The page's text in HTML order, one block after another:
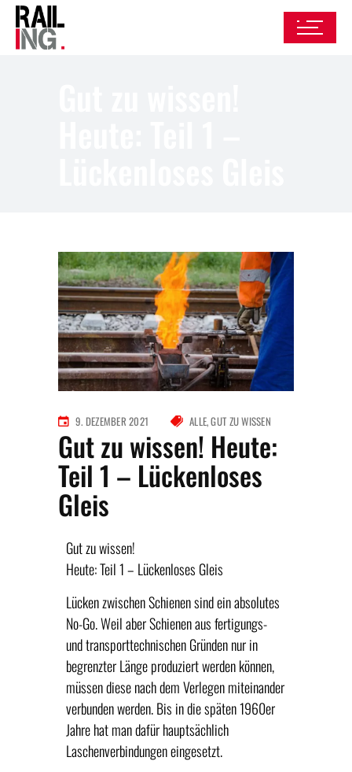
9. DEZEMBER 2021 ALLE GUT ZU WISSEN
Gut zu wissen! Heute:
Teil 1 – Lückenloses
Gleis
Gut zu wissen!
Heute: Teil 1 – Lückenloses Gleis
Lücken zwischen Schienen sind ein absolutes
No-Go. Weil aber Schienen aus fertigungs-
und transporttechnischen Gründen nur in
begrenzter Länge produziert werden können,
müssen diese nach dem Verlegen miteinander
verbunden werden. Bis in die späten 1960er
Jahre hat man dafür hauptsächlich
Laschenverbindungen eingesetzt.